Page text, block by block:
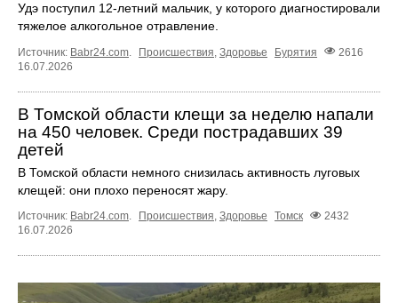
Удэ поступил 12-летний мальчик, у которого диагностировали
тяжелое алкогольное отравление.
Источник: Babr24.com Происшествия Здоровье Бурятия
2616
16.07.2026
В Томской области клещи за неделю напали
на 450 человек. Среди пострадавших 39
детей
В Томской области немного снизилась активность луговых
клещей: они плохо переносят жару.
Источник: Babr24.com Происшествия Здоровье Томск
2432
16.07.2026